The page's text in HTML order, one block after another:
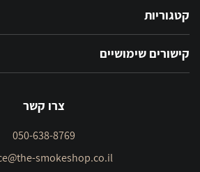
קטגוריות
קישורים שימושיים
צרו קשר
050-638-8769
smokeshop.co.il